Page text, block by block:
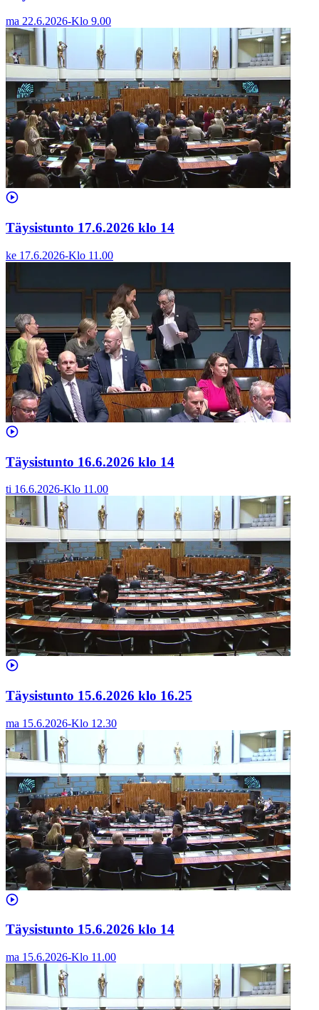
ma 22.6.2026-Klo 9.00
Täysistunto 17.6.2026 klo 14
ke 17.6.2026-Klo 11.00
Täysistunto 16.6.2026 klo 14
ti 16.6.2026-Klo 11.00
Täysistunto 15.6.2026 klo 16.25
ma 15.6.2026-Klo 12.30
Täysistunto 15.6.2026 klo 14
ma 15.6.2026-Klo 11.00